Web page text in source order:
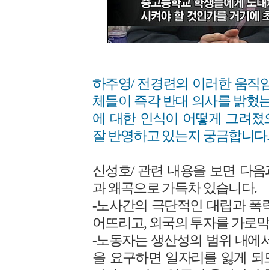
하주영/ 전경련의 이러한 움직
체들이 즉각 반대 의사를 밝혔
에 대한 인식이 어떻게 그려
잘 반영하고 있는지 궁금합니
신성호/ 관련 내용을 보면 다
과 왜곡으로 가득차 있습니다.
-노사간의 극단적인 대립과 폭
어뜨리고, 외국의 투자를 가로
-노동자는 생산성의 범위 내에
을 요구하면 일자리를 잃게